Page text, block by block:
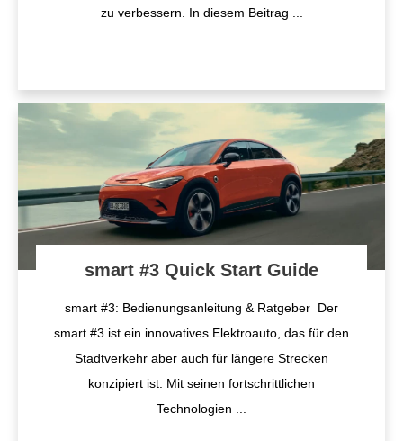
zu verbessern. In diesem Beitrag
smart #3 Quick Start Guide
smart #3: Bedienungsanleitung & Ratgeber Der
smart #3 ist ein innovatives Elektroauto, das für den
Stadtverkehr aber auch für längere Strecken
konzipiert ist. Mit seinen fortschrittlichen
Technologien